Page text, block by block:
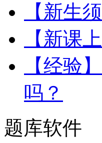
【新生
【新课
【经验
吗？
题库软件